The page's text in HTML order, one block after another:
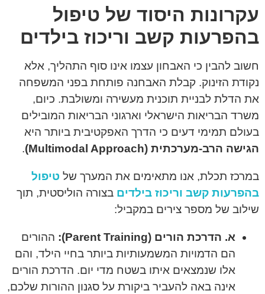
עקרונות היסוד של טיפול
בהפרעות קשב וריכוז בילדים
חשוב להבין כי האבחון עצמו אינו סוף התהליך, אלא
נקודת הזינוק. קבלת האבחנה פותחת בפני המשפחה
את הדלת לבניית תוכנית מעשירה ומשולבת. כיום,
משרד הבריאות הישראלי וארגוני הבריאות המובילים
בעולם תמימי דעים כי הדרך האפקטיבית ביותר היא
הגישה הרב-מערכתית (Multimodal Approach)
.
במרכז תכלת, אנו מתאימים את המערך של טיפול
בהפרעות קשב וריכוז בילדים בצורה הוליסטית, תוך
שילוב של מספר צירים במקביל:
א. הדרכת הורים (Parent Training):
ההורים
הם הדמויות המשמעותיות ביותר בחיי הילד, והם
אלו שנמצאים איתו בשטח מדי יום. הדרכת הורים
אינה באה להעביר ביקורת על סגנון ההורות שלכם,